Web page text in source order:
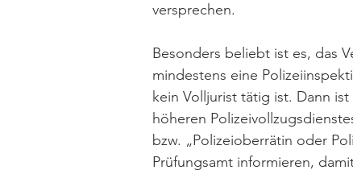
versprechen.
Besonders beliebt ist es, das
mindestens eine
kein Volljurist tätig ist. Dann
höheren
bzw. „Polizeioberrätin oder
Prüfungsamt informieren,